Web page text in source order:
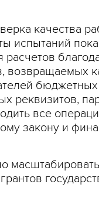
качества
испытаний
возвращаемых
реквизитов,
все
закону и